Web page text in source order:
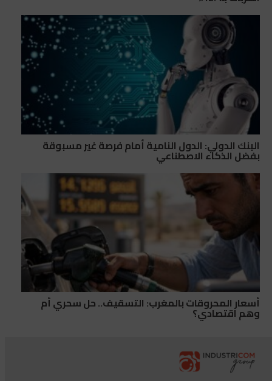
البنك الدولي: الدول النامية أمام فرصة غير مسبوقة
بفضل الذكاء الاصطناعي
أسعار المحروقات بالمغرب: التسقيف.. حل سحري أم
وهم اقتصادي؟